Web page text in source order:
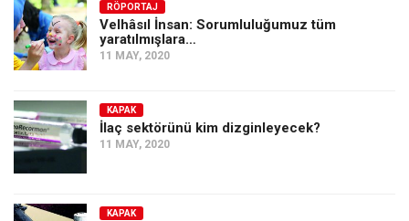
Amerika
Avustralya
Tarih
Düşünce
Dosyalar
RÖPORTAJ
Velhâsıl İnsan: Sorumluluğumuz tüm
yaratılmışlara…
11 MAY, 2020
KAPAK
İlaç sektörünü kim dizginleyecek?
11 MAY, 2020
KAPAK